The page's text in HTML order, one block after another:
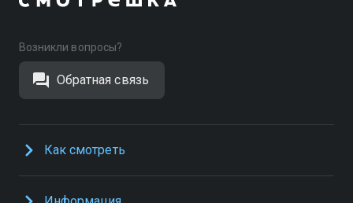
Возникли вопросы?
Обратная связь
Как смотреть